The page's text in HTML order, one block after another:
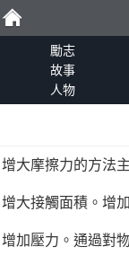
勵
勵志
故事
人物
增大摩擦力的方法
增大接觸面積。增
增加壓力。通過對